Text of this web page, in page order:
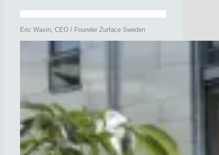
Eric Waxin, CEO / Founder Zurface Sweden